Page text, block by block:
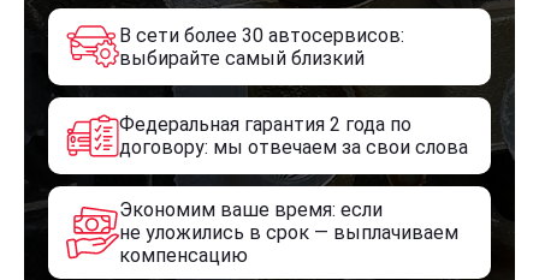
В сети более 30 автосервисов:
выбирайте самый близкий
Федеральная гарантия 2 года по
договору: мы отвечаем за свои слова
Экономим ваше время: если
не уложились в срок — выплачиваем
компенсацию